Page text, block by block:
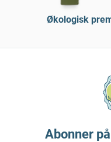
Økologisk
Abonner